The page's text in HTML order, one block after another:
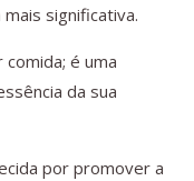
significativa.
é uma
da sua
por promover a